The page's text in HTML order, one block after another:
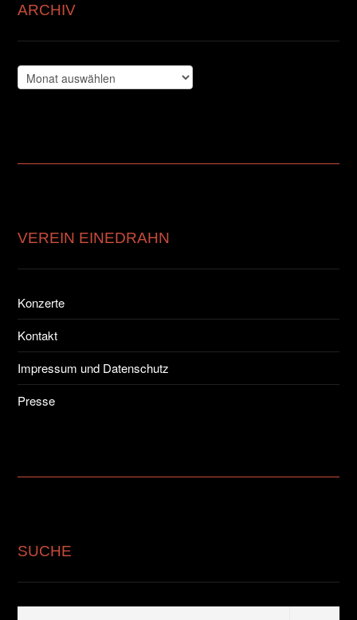
ARCHIV
Archiv
VEREIN EINEDRAHN
Konzerte
Kontakt
Impressum und Datenschutz
Presse
SUCHE